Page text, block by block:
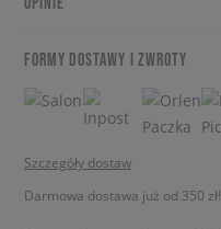
FORMY DOSTAWY I ZWROTY
Szczegóły dostaw
Darmowa dostawa już od 350 zł!